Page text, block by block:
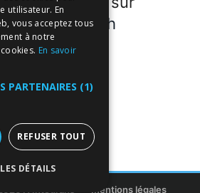
suisse.ch
Mentions légales
utilisateur. En
vous acceptez tous
à notre
En savoir
PARTENAIRES (1)
REFUSER TOUT
DÉTAILS